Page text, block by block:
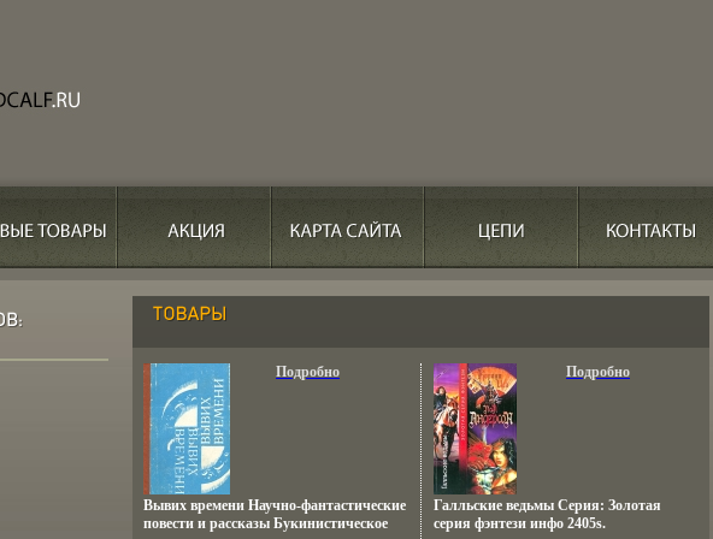
Подробно
Вывих времени Научно-фантастические
повести и рассказы Букинистическое
Подробно
Галльские ведьмы Серия: Золотая
серия фэнтези инфо 2405s.